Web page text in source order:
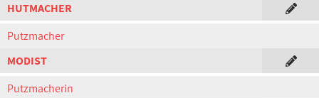
HUTMACHER
Putzmacher
MODIST
Putzmacherin